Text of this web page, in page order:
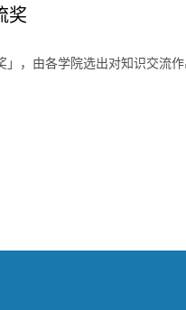
奖
，由各学院选出对知识交流